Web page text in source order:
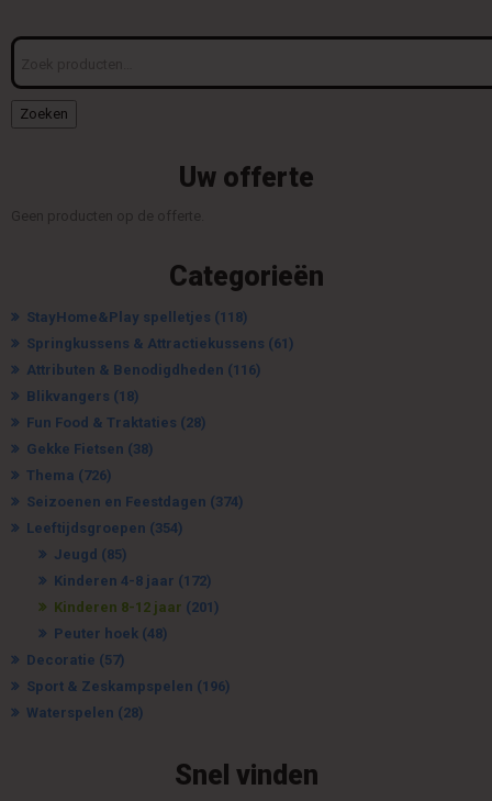
Zoeken
Zoeken
Uw offerte
Geen producten op de offerte.
Categorieën
StayHome&Play spelletjes (118)
Springkussens & Attractiekussens (61)
Attributen & Benodigdheden (116)
Blikvangers (18)
Fun Food & Traktaties (28)
Gekke Fietsen (38)
Thema (726)
Seizoenen en Feestdagen (374)
Leeftijdsgroepen (354)
Jeugd (85)
Kinderen 4-8 jaar (172)
Kinderen 8-12 jaar (201)
Peuter hoek (48)
Decoratie (57)
Sport & Zeskampspelen (196)
Waterspelen (28)
Snel vinden